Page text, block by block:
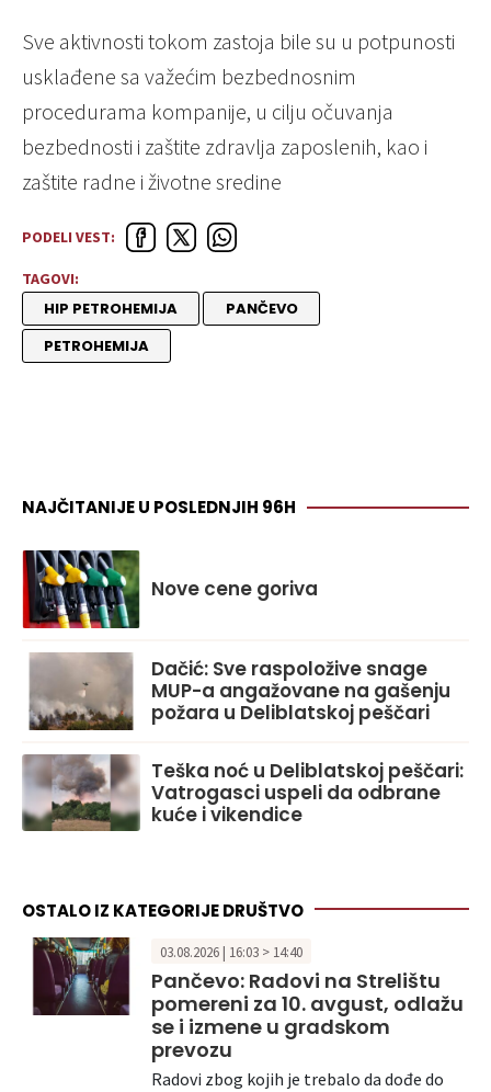
Sve aktivnosti tokom zastoja bile su u potpunosti
usklađene sa važećim bezbednosnim
procedurama kompanije, u cilju očuvanja
bezbednosti i zaštite zdravlja zaposlenih, kao i
zaštite radne i životne sredine
PODELI VEST:
TAGOVI:
HIP PETROHEMIJA
PANČEVO
PETROHEMIJA
NAJČITANIJE U POSLEDNJIH 96H
Nove cene goriva
Dačić: Sve raspoložive snage
MUP-a angažovane na gašenju
požara u Deliblatskoj peščari
Teška noć u Deliblatskoj peščari:
Vatrogasci uspeli da odbrane
kuće i vikendice
OSTALO IZ KATEGORIJE DRUŠTVO
03.08.2026 | 16:03 > 14:40
Pančevo: Radovi na Strelištu
pomereni za 10. avgust, odlažu
se i izmene u gradskom
prevozu
Radovi zbog kojih je trebalo da dođe do